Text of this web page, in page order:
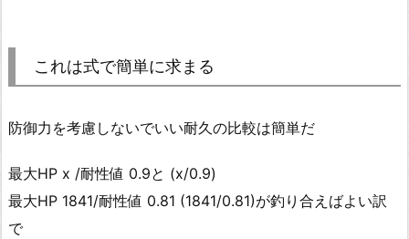
これは式で簡単に求まる
防御力を考慮しないでいい耐久の比較は簡単だ
最大HP x /耐性値 0.9と (x/0.9)
最大HP 1841/耐性値 0.81 (1841/0.81)が釣り合えばよい訳
で